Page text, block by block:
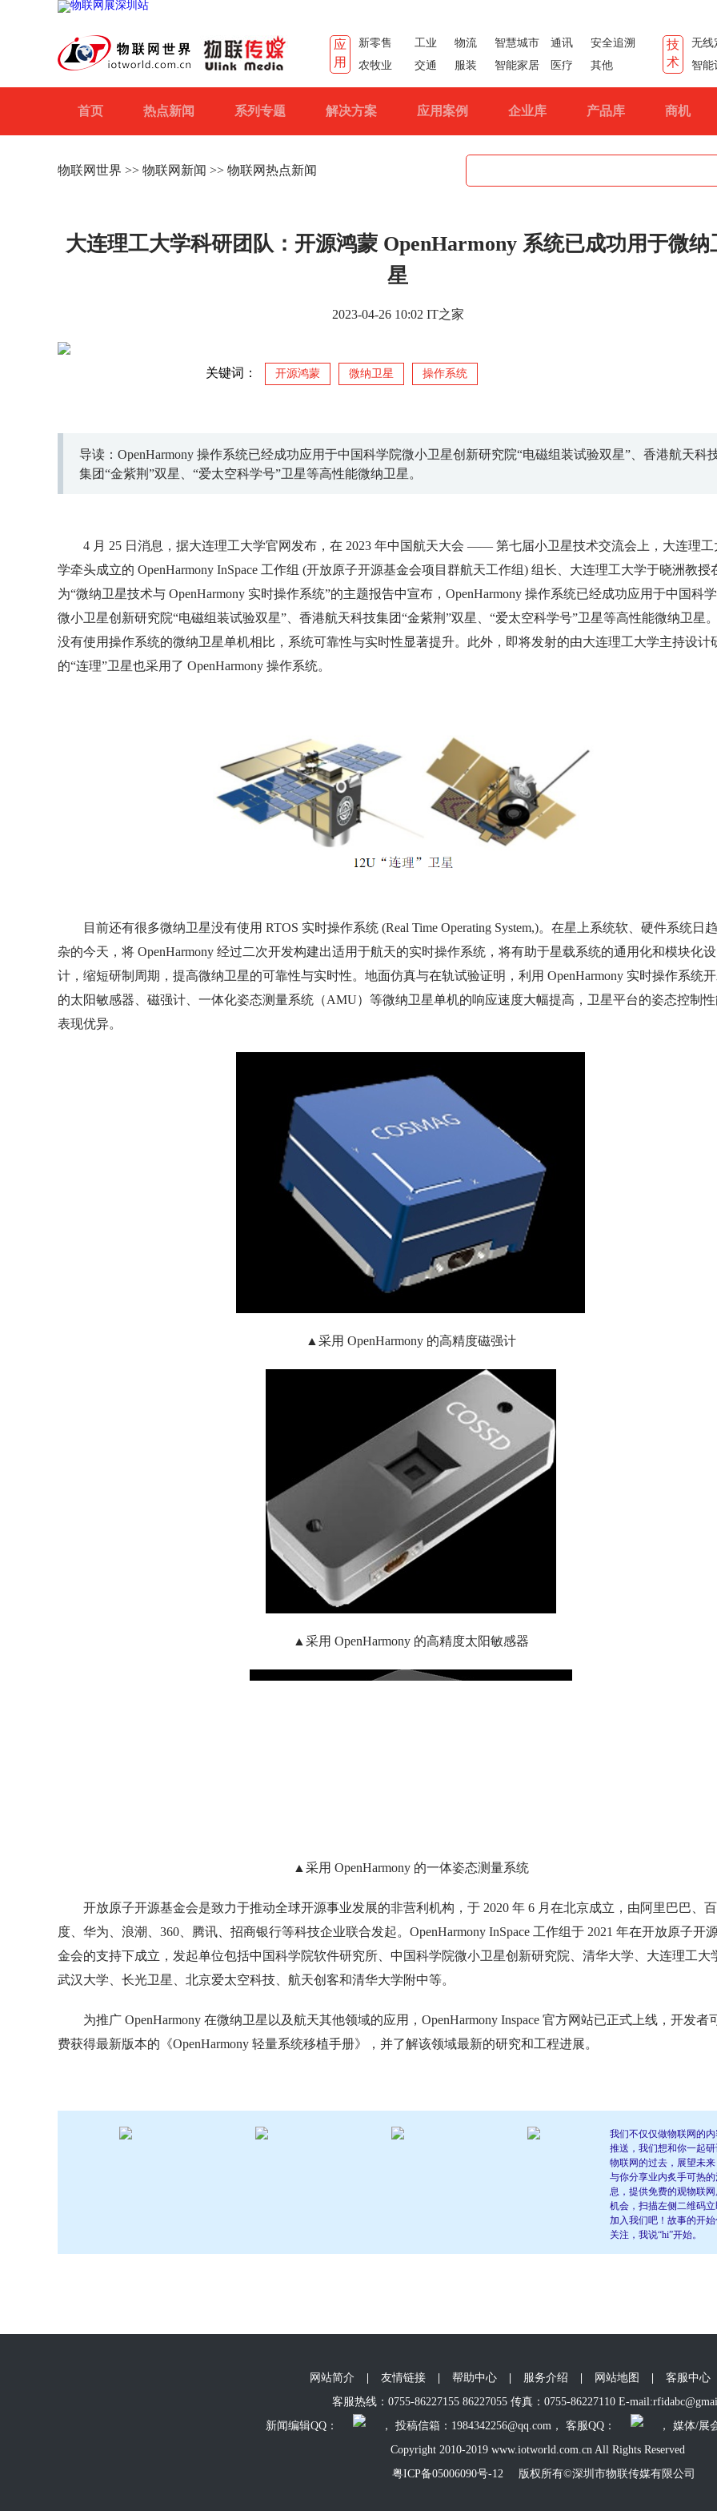
应
用
新零售 工业 物流 智慧城市 通讯
安全追溯
农牧业
交通 服装 智能家居 医疗 其他
技
术
无线
智能
首页 热点新闻 系列专题 解决方案 应用案例 企业库 产品库 商机
物联网世界 >> 物联网新闻 >> 物联网热点新闻
大连理工大学科研团队：开源鸿蒙 OpenHarmony 系统已成功用于微纳
星
2023-04-26 10:02 IT之家
关键词： 开源鸿蒙 微纳卫星 操作系统
导读：OpenHarmony 操作系统已经成功应用于中国科学院微小卫星创新研究院“电磁组装试验双星”、香港航天科
集团“金紫荆”双星、“爱太空科学号”卫星等高性能微纳卫星。
4 月 25 日消息，据大连理工大学官网发布，在 2023 年中国航天大会 —— 第七届小卫星技术交流会上，大连理工
学牵头成立的 OpenHarmony InSpace 工作组 (开放原子开源基金会项目群航天工作组) 组长、大连理工大学于晓洲教授
为“微纳卫星技术与 OpenHarmony 实时操作系统”的主题报告中宣布，OpenHarmony 操作系统已经成功应用于中国科
微小卫星创新研究院“电磁组装试验双星”、香港航天科技集团“金紫荆”双星、“爱太空科学号”卫星等高性能微纳卫星
没有使用操作系统的微纳卫星单机相比，系统可靠性与实时性显著提升。此外，即将发射的由大连理工大学主持设计
的“连理”卫星也采用了 OpenHarmony 操作系统。
目前还有很多微纳卫星没有使用 RTOS 实时操作系统 (Real Time Operating System,)。在星上系统软、硬件系统日
杂的今天，将 OpenHarmony 经过二次开发构建出适用于航天的实时操作系统，将有助于星载系统的通用化和模块化设
计，缩短研制周期，提高微纳卫星的可靠性与实时性。地面仿真与在轨试验证明，利用 OpenHarmony 实时操作系统
的太阳敏感器、磁强计、一体化姿态测量系统（AMU）等微纳卫星单机的响应速度大幅提高，卫星平台的姿态控制
表现优异。
▲采用 OpenHarmony 的高精度磁强计
▲采用 OpenHarmony 的高精度太阳敏感器
▲采用 OpenHarmony 的一体姿态测量系统
开放原子开源基金会是致力于推动全球开源事业发展的非营利机构，于 2020 年 6 月在北京成立，由阿里巴巴、百
度、华为、浪潮、360、腾讯、招商银行等科技企业联合发起。OpenHarmony InSpace 工作组于 2021 年在开放原子开
金会的支持下成立，发起单位包括中国科学院软件研究所、中国科学院微小卫星创新研究院、清华大学、大连理工大
武汉大学、长光卫星、北京爱太空科技、航天创客和清华大学附中等。
为推广 OpenHarmony 在微纳卫星以及航天其他领域的应用，OpenHarmony Inspace 官方网站已正式上线，开发者
费获得最新版本的《OpenHarmony 轻量系统移植手册》，并了解该领域最新的研究和工程进展。
我们不仅仅做物联网的
推送，我们想和你一起
物联网的过去，展望未来
与你分享业内炙手可热
息，提供免费的观物联网
机会，扫描左侧二维码立
加入我们吧！故事的开
关注，我说“hi”开始。
网站简介 友情链接 帮助中心 服务介绍 网站地图
客服中心
客服热线：0755-86227155 86227055 传真：0755-86227110 E-
新闻编辑QQ：
， 投稿信箱：1984342256@qq.com， 客服QQ：
， 媒体/展
Copyright 2010-2019 www.iotworld.com.cn All Rights Reserved
粤ICP备05006090号-12
版权所有©深圳市物联传媒有限公司